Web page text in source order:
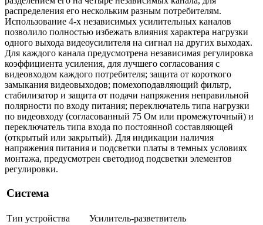
распределения его нескольким разным потребителям.
Использование 4-х независимых усилительных каналов
позволило полностью избежать влияния характера нагрузки
одного выхода видеоусилителя на сигнал на других выходах.
Для каждого канала предусмотрена независимая регулировка
коэффициента усиления, для лучшего согласования с
видеовходом каждого потребителя; защита от короткого
замыкания видеовыходов; помехоподавляющий фильтр,
стабилизатор и защита от подачи напряжения неправильной
полярности по входу питания; переключатель типа нагрузки
по видеовходу (согласованный 75 Ом или промежуточный) и
переключатель типа входа по постоянной составляющей
(открытый или закрытый). Для индикации наличия
напряжения питания и подсветки платы в темных условиях
монтажа, предусмотрен светодиод подсветки элементов
регулировки.
Система
Тип устройства Усилитель-разветвитель